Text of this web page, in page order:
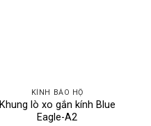
KÍNH BẢO HỘ
Khung lò xo gắn kính Blue
Eagle-A2